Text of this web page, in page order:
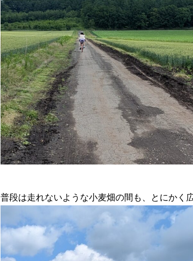
普段は走れないような小麦畑の間も、とにかく